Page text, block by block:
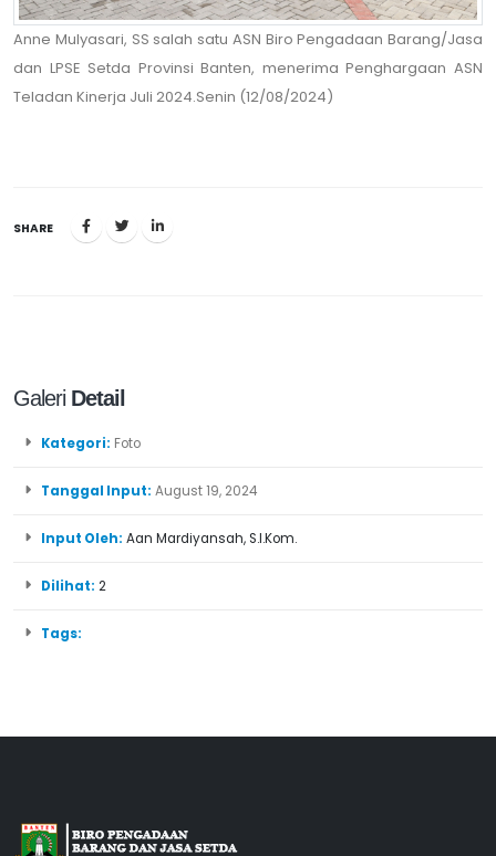
Anne Mulyasari, SS salah satu ASN Biro Pengadaan Barang/Jasa
dan LPSE Setda Provinsi Banten, menerima Penghargaan ASN
Teladan Kinerja Juli 2024.Senin (12/08/2024)
SHARE
Galeri Detail
Kategori: Foto
Tanggal Input: August 19, 2024
Input Oleh: Aan Mardiyansah, S.I.Kom.
Dilihat: 2
Tags: